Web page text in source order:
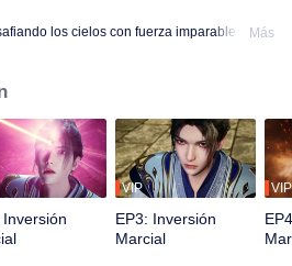
los cielos con fuerza imparable Más
Inversión
VIP
EP3: Inversión
Marcial
VIP